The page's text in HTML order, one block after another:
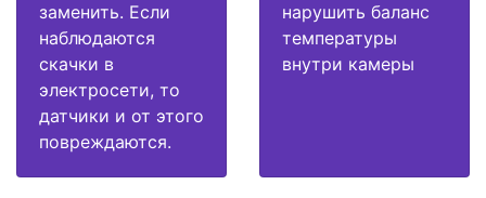
заменить. Если
наблюдаются
скачки в
электросети, то
датчики и от этого
повреждаются.
нарушить баланс
температуры
внутри камеры